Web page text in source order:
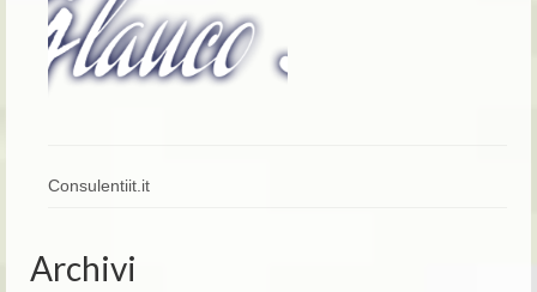
Consulentiit.it
Archivi